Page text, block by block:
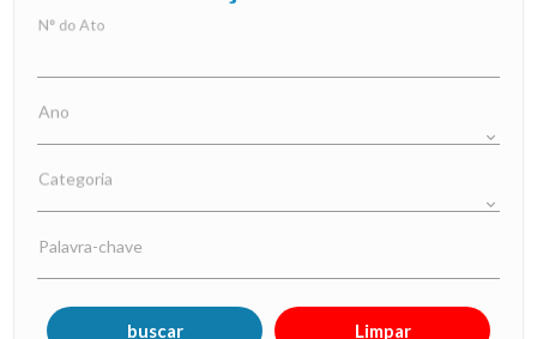
N° do Ato
Ano
Categoria
Palavra-chave